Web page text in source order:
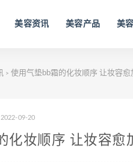
美容资讯 美容产品 美
> 使用气垫bb霜的化妆顺序 让妆容愈
2022-09-20
化妆顺序 让妆容愈